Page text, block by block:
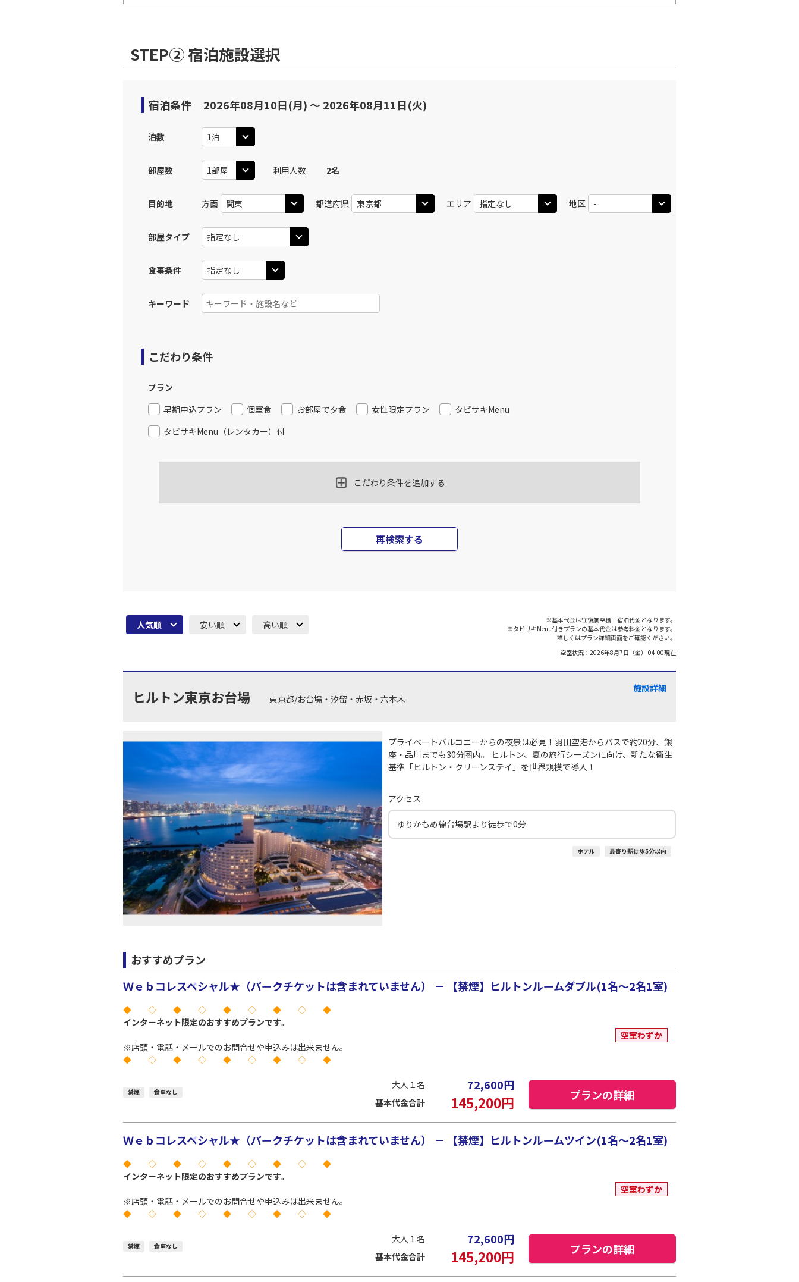
STEP② 宿泊施設選択
宿泊条件 2026年08月10日(月) 〜 2026年08月11日(火)
泊数
部屋数 利用人数 2名
目的地 方面 都道府県 エリア 地区
部屋タイプ
食事条件
キーワード
こだわり条件
プラン
早期申込プラン
個室食 お部屋で夕食 女性限定プラン
タビサキMenu
タビサキMenu（レンタカー）付
こだわり条件を追加する
再検索する
人気順 安い順 高い順
※基本代金は往復航空機＋宿泊代金となります。
※タビサキMenu付きプランの基本代金は参考料金となります。
詳しくはプラン詳細画面をご確認ください。
空室状況： 2026年8月7日（金） 04:00現在
ヒルトン東京お台場 東京都/お台場・汐留・赤坂・六本木
施設詳細
プライベートバルコニーからの夜景は必見！羽田空港からバスで約20分、銀
座・品川までも30分圏内。 ヒルトン、夏の旅行シーズンに向け、新たな衛生
基準「ヒルトン・クリーンステイ」を世界規模で導入！
アクセス
ゆりかもめ線台場駅より徒歩で0分
ホテル 最寄り駅徒歩5分以内
おすすめプラン
Ｗｅｂコレスペシャル★（パークチケットは含まれていません） － 【禁煙】ヒルトンルームダブル(1名～2名1室)
◆ ◇ ◆ ◇ ◆ ◇ ◆ ◇ ◆
インターネット限定のおすすめプランです。
※店頭・電話・メールでのお問合せや申込みは出来ません。
◆ ◇ ◆ ◇ ◆ ◇ ◆ ◇ ◆
空室わずか
禁煙 食事なし
大人１名 72,600円
基本代金合計 145,200円 プランの詳細
Ｗｅｂコレスペシャル★（パークチケットは含まれていません） － 【禁煙】ヒルトンルームツイン(1名～2名1室)
◆ ◇ ◆ ◇ ◆ ◇ ◆ ◇ ◆
インターネット限定のおすすめプランです。
※店頭・電話・メールでのお問合せや申込みは出来ません。
◆ ◇ ◆ ◇ ◆ ◇ ◆ ◇ ◆
空室わずか
禁煙 食事なし
大人１名 72,600円
基本代金合計 145,200円 プランの詳細